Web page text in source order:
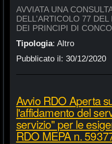
AVVIATA UNA
DELL’ARTICOLO 77
DEI PRINCIPI DI
Tipologia: Altro
Pubblicato il: 30/12/2020
Avvio RDO Aperta
l'affidamento del
servizio" per le
RDO MEPA n.